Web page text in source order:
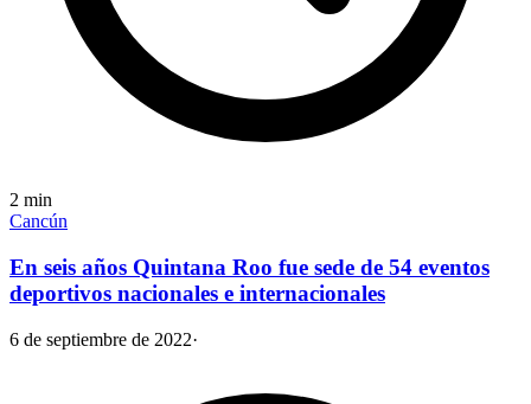
2 min
Cancún
En seis años Quintana Roo fue sede de 54 eventos
deportivos nacionales e internacionales
6 de septiembre de 2022·